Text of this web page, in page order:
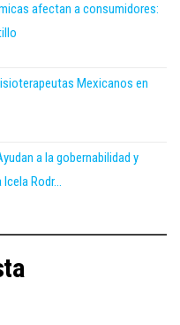
afectan a consumidores:
Mexicanos en
a la gobernabilidad y
Rodr...